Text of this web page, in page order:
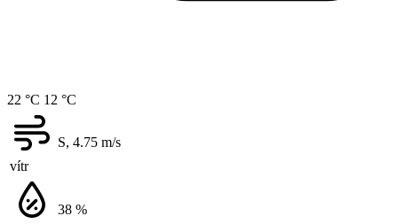
22 °C 12 °C
vítr
S, 4.75 m/s
38 %